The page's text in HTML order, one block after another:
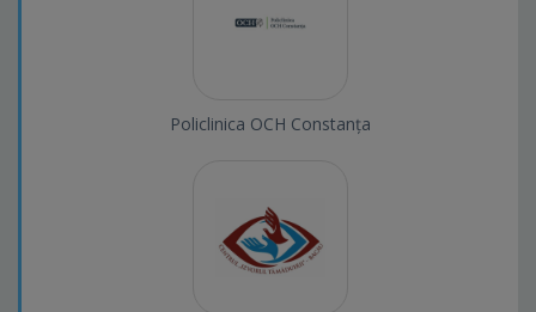
Policlinica OCH Constanța